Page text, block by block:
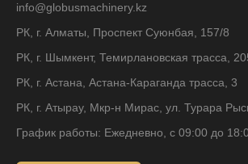
info@globusmachinery.kz
РК, г. Алматы, Проспект Суюнбая, 157/8
РК, г. Шымкент, Темирлановская трасса,
РК, г. Астана, Астана-Караганда трасса, 3
РК, г. Атырау, Мкр-н Мирас, ул. Турара
График работы: Ежедневно, с 09:00 до